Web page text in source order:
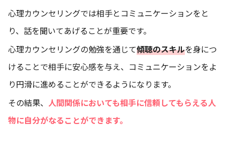
心理カウンセリングでは相手とコミュニケーションをと
り、話を聞いてあげることが重要です。
心理カウンセリングの勉強を通じて傾聴のスキルを身につ
けることで相手に安心感を与え、コミュニケーションをよ
り円滑に進めることができるようになります。
その結果、 人間関係においても相手に信頼してもらえる人
物に自分がなることができます。